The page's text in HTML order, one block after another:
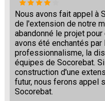
Nous avons fait appel à
de l'extension de notre
abandonné le projet
avons été enchantés
professionnalisme, la
équipes de Socorebat.
construction d'une
futur, nous ferons appel
Socorebat.